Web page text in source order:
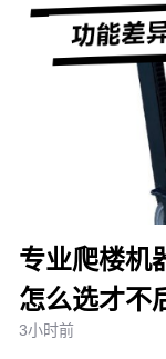
专业爬楼机
怎么选才不
3小时前